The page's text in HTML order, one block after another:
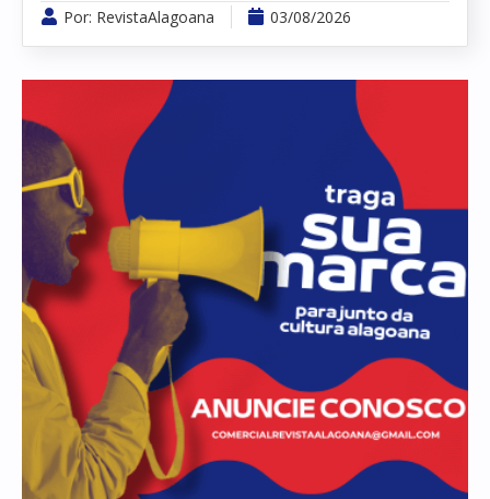
Por: RevistaAlagoana 03/08/2026